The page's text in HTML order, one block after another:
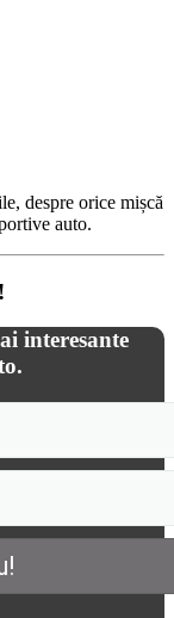
despre orice mișcă
auto.
interesante